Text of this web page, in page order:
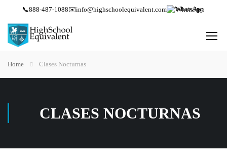
📞888-487-1088✉️info@highschoolequivalent.com WhatsApp
Home Clases Nocturnas
CLASES NOCTURNAS